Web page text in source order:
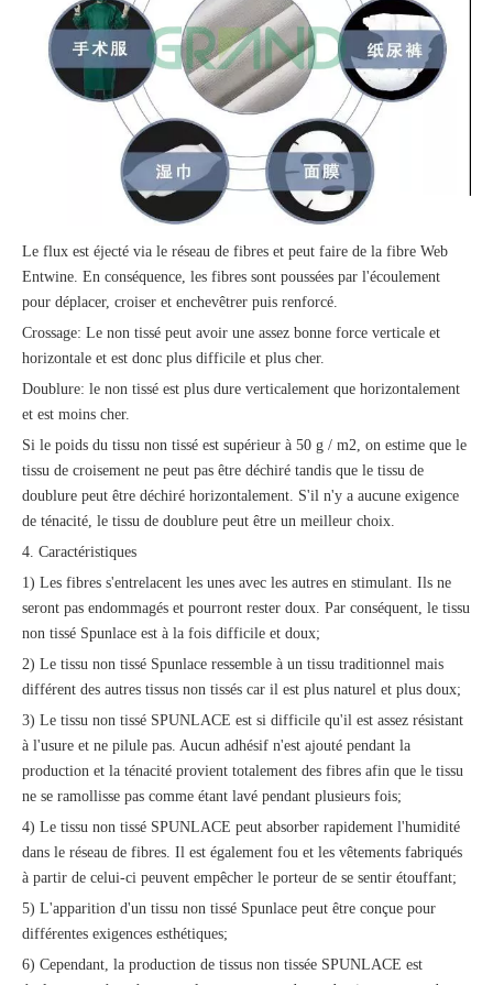
Le flux est éjecté via le réseau de fibres et peut faire de la fibre Web
Entwine. En conséquence, les fibres sont poussées par l'écoulement
pour déplacer, croiser et enchevêtrer puis renforcé.
Crossage: Le non tissé peut avoir une assez bonne force verticale et
horizontale et est donc plus difficile et plus cher.
Doublure: le non tissé est plus dure verticalement que horizontalement
et est moins cher.
Si le poids du tissu non tissé est supérieur à 50 g / m2, on estime que le
tissu de croisement ne peut pas être déchiré tandis que le tissu de
doublure peut être déchiré horizontalement. S'il n'y a aucune exigence
de ténacité, le tissu de doublure peut être un meilleur choix.
4. Caractéristiques
1) Les fibres s'entrelacent les unes avec les autres en stimulant. Ils ne
seront pas endommagés et pourront rester doux. Par conséquent, le tissu
non tissé Spunlace est à la fois difficile et doux;
2) Le tissu non tissé Spunlace ressemble à un tissu traditionnel mais
différent des autres tissus non tissés car il est plus naturel et plus doux;
3) Le tissu non tissé SPUNLACE est si difficile qu'il est assez résistant
à l'usure et ne pilule pas. Aucun adhésif n'est ajouté pendant la
production et la ténacité provient totalement des fibres afin que le tissu
ne se ramollisse pas comme étant lavé pendant plusieurs fois;
4) Le tissu non tissé SPUNLACE peut absorber rapidement l'humidité
dans le réseau de fibres. Il est également fou et les vêtements fabriqués
à partir de celui-ci peuvent empêcher le porteur de se sentir étouffant;
5) L'apparition d'un tissu non tissé Spunlace peut être conçue pour
différentes exigences esthétiques;
6) Cependant, la production de tissus non tissée SPUNLACE est